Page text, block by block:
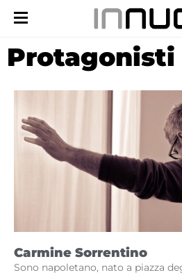
Protagonisti
Carmine Sorrentino
Sono napoletano, nato a piazza